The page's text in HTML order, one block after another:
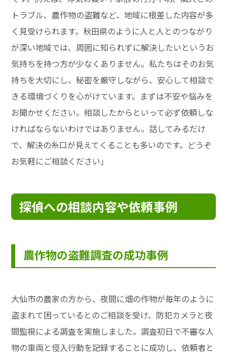
トラブル、農作物の盗難など、地域に根差した内容が多
く見受けられます。秋田県のように人と人とのつながり
が深い地域では、周囲に知られずに解決したいというお
気持ちを持つ方が少なくありません。私たちはそのお気
持ちを大切にし、秘密を厳守しながら、安心して相談で
きる環境づくりを心がけています。まずは不安や悩みを
お聞かせください。相談したからといって必ず依頼しな
ければならないわけではありません。話してみるだけ
で、解決の糸口が見えてくることも多いのです。どうぞ
お気軽にご相談ください」
探偵への相談内容や依頼事例
農作物の盗難調査の成功事例
大仙市の農家の方から、夜間に畑の作物が毎年のように
盗まれて困っているとのご相談を受け、防犯カメラと夜
間監視による調査を実施しました。調査初日で不審な人
物の車両と侵入行動を記録することに成功し、依頼者と